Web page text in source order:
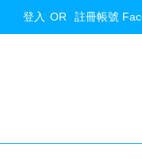
登入 OR 註冊帳號